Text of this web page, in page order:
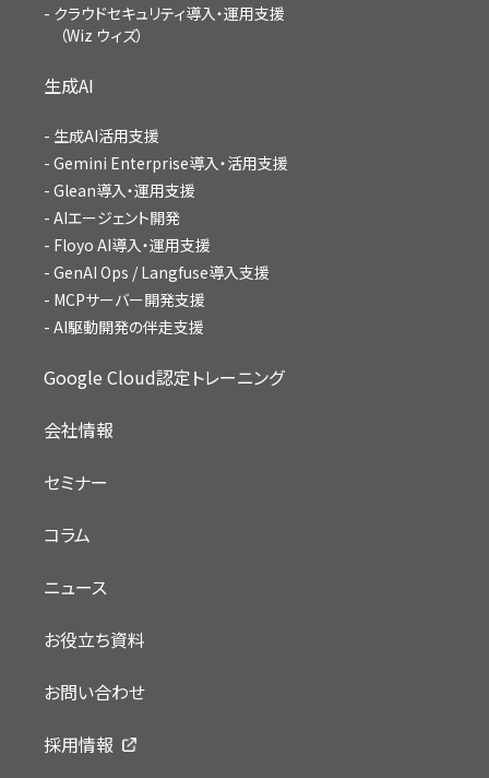
クラウドセキュリティ導入・運用支援
（Wiz ウィズ）
生成AI
生成AI活用支援
Gemini Enterprise導入・活用支援
Glean導入・運用支援
AIエージェント開発
Floyo AI導入・運用支援
GenAI Ops / Langfuse導入支援
MCPサーバー開発支援
AI駆動開発の伴走支援
Google Cloud認定トレーニング
会社情報
セミナー
コラム
ニュース
お役立ち資料
お問い合わせ
採用情報